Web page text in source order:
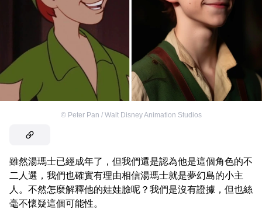
© Peter Pan / Walt Disney Animation Studios
雖然湯瑪士已經成年了，但我們還是認為他是這個角色的不
二人選，我們也確實有理由相信湯瑪士就是夢幻島的小主
人。不然怎麼解釋他的娃娃臉呢？我們是沒有證據，但也絲
毫不懷疑這個可能性。